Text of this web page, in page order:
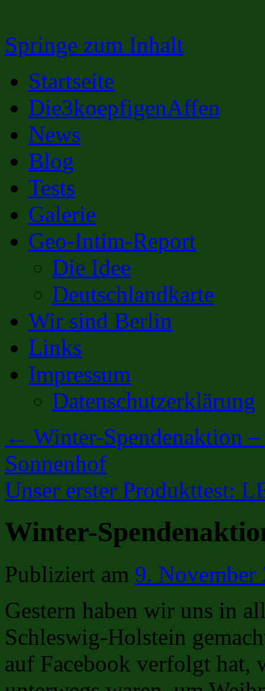
Springe zum Inhalt
Startseite
Die3koepfigenAffen
News
Blog
Tests
Galerie
Geo-Intim-Report
Die Idee
Deutschlandkarte
Wir sind Berlin
Links
Impressum
Datenschutzerklärung
← Winter-Spendenaktion
Sonnenhof
Unser erster Produkttest:
Winter-
Publiziert am 9. November
Gestern haben wir uns in
Schleswig-Holstein
auf Facebook verfolgt hat,